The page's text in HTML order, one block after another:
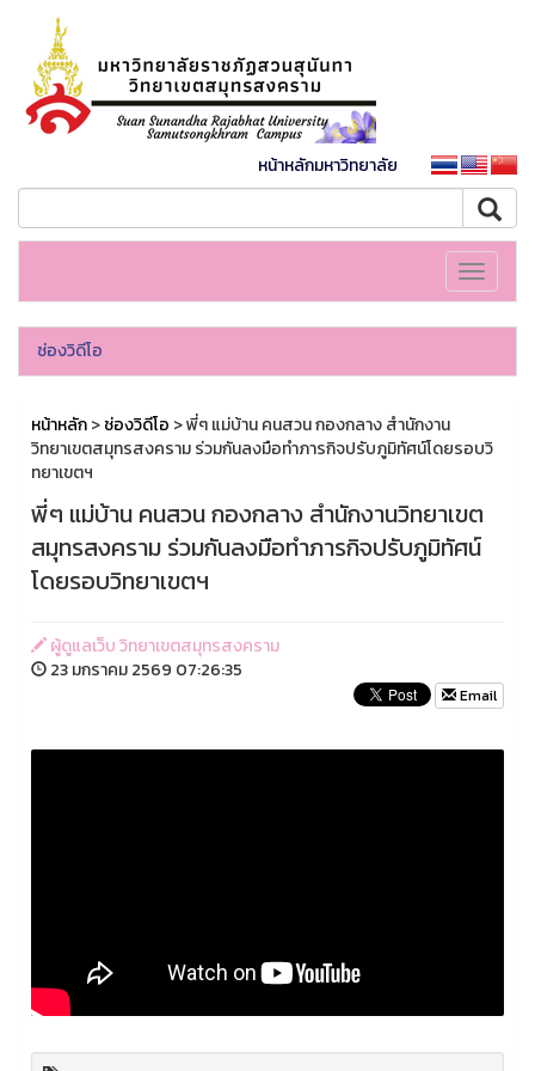
หน้าหลักมหาวิทยาลัย
Toggle
ช่องวิดีโอ
หน้าหลัก>ช่องวิดีโอ > พี่ๆ แม่บ้าน คนสวน กองกลาง สำนักงาน
วิทยาเขตสมุทรสงคราม ร่วมกันลงมือทำภารกิจปรับภูมิทัศน์โดยรอบวิ
ทยาเขตฯ
พี่ๆ แม่บ้าน คนสวน กองกลาง สำนักงานวิทยาเขต
สมุทรสงคราม ร่วมกันลงมือทำภารกิจปรับภูมิทัศน์
โดยรอบวิทยาเขตฯ
ผู้ดูแลเว็บ วิทยาเขตสมุทรสงคราม
23 มกราคม 2569 07:26:35
Email